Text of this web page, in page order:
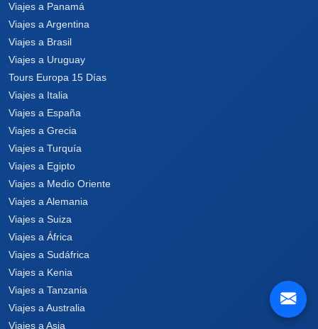
Viajes a Panamá
Viajes a Argentina
Viajes a Brasil
Viajes a Uruguay
Tours Europa 15 Días
Viajes a Italia
Viajes a España
Viajes a Grecia
Viajes a Turquía
Viajes a Egipto
Viajes a Medio Oriente
Viajes a Alemania
Viajes a Suiza
Viajes a África
Viajes a Sudáfrica
Viajes a Kenia
Viajes a Tanzania
Viajes a Australia
Viajes a Asia